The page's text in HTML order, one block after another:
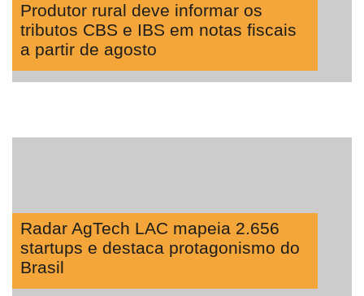
Produtor rural deve informar os
tributos CBS e IBS em notas fiscais
a partir de agosto
Radar AgTech LAC mapeia 2.656
startups e destaca protagonismo do
Brasil